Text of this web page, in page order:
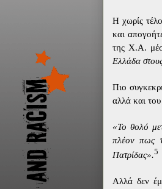
Η χωρίς
και
της Χ.Α.
Ελλάδα
Πιο
αλλά και
«Το θολό
πλέον πως
Πατρίδας».5
Αλλά δεν